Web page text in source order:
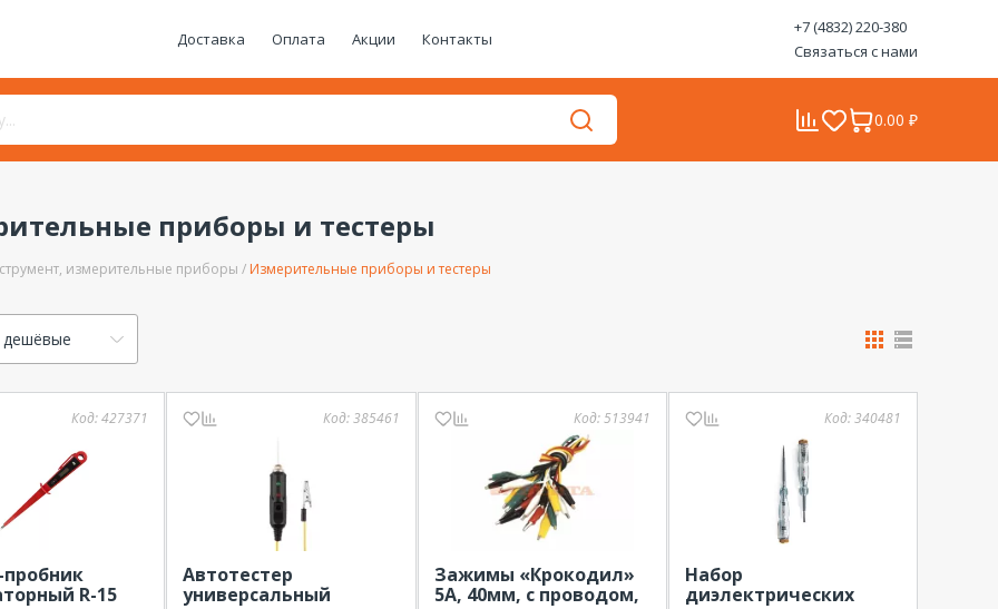
Доставка Оплата Акции Контакты
+7 (4832) 220-380
Связаться с нами
0.00 ₽
приборы и тестеры
измерительные приборы Измерительные приборы и тестеры
дешёвые
Код:427371
пробник
R-15
Код:385461
Автотестер
универсальный
Код:513941
Зажимы «Крокодил»
5А, 40мм, с проводом,
Код:340481
Набор
диэлектрических